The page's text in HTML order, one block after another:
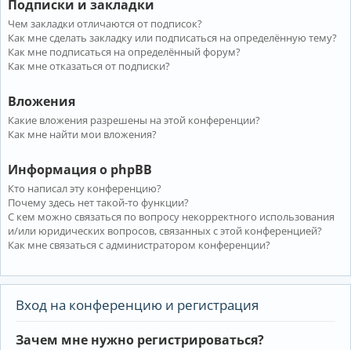
Подписки и закладки
Чем закладки отличаются от подписок?
Как мне сделать закладку или подписаться на определённую тему?
Как мне подписаться на определённый форум?
Как мне отказаться от подписки?
Вложения
Какие вложения разрешены на этой конференции?
Как мне найти мои вложения?
Информация о phpBB
Кто написал эту конференцию?
Почему здесь нет такой-то функции?
С кем можно связаться по вопросу некорректного использования
и/или юридических вопросов, связанных с этой конференцией?
Как мне связаться с администратором конференции?
Вход на конференцию и регистрация
Зачем мне нужно регистрироваться?